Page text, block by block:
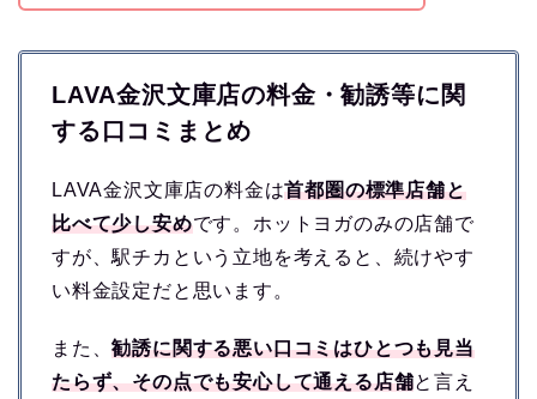
LAVA金沢文庫店の料金・勧誘等に関
する口コミまとめ
LAVA金沢文庫店の料金は首都圏の標準店舗と
比べて少し安めです。ホットヨガのみの店舗で
すが、駅チカという立地を考えると、続けやす
い料金設定だと思います。
また、勧誘に関する悪い口コミはひとつも見当
たらず、その点でも安心して通える店舗と言え